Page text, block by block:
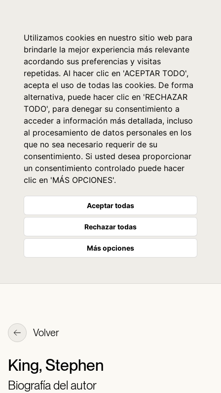
Utilizamos cookies en nuestro sitio web para
brindarle la mejor experiencia más relevante
acordando sus preferencias y visitas
repetidas. Al hacer clic en 'ACEPTAR TODO',
acepta el uso de todas las cookies. De forma
alternativa, puede hacer clic en 'RECHAZAR
TODO', para denegar su consentimiento a
acceder a información más detallada, incluso
al procesamiento de datos personales en los
que no sea necesario requerir de su
consentimiento. Si usted desea proporcionar
un consentimiento controlado puede hacer
clic en 'MÁS OPCIONES'.
Aceptar todas
Rechazar todas
Más opciones
Volver
King, Stephen
Biografía del autor